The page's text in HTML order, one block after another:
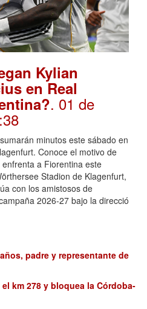
Kylian
en Real
. 01 de
minutos este sábado en
Conoce el motivo de
a Fiorentina este
Stadion de Klagenfurt,
con los amistosos de
2026-27 bajo la direcció
padre y representante de
km 278 y bloquea la Córdoba-